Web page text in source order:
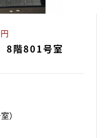
円
8階801号室
）